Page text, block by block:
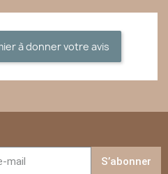
à donner votre avis
S’abonner